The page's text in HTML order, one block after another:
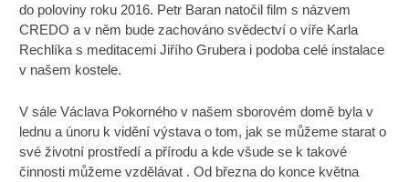
do poloviny roku 2016. Petr Baran natočil film s názvem
CREDO a v něm bude zachováno svědectví o víře Karla
Rechlíka s meditacemi Jiřího Grubera i podoba celé instalace
v našem kostele.
V sále Václava Pokorného v našem sborovém domě byla v
lednu a únoru k vidění výstava o tom, jak se můžeme starat o
své životní prostředí a přírodu a kde všude se k takové
činnosti můžeme vzdělávat . Od března do konce května